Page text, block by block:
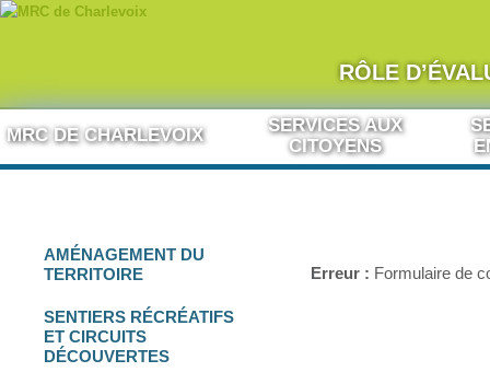
RÔLE
MRC DE CHARLEVOIX
SERVICES AUX
CITOYENS
Erreur : Formulaire de
AMÉNAGEMENT DU
TERRITOIRE
SENTIERS RÉCRÉATIFS
ET CIRCUITS
DÉCOUVERTES